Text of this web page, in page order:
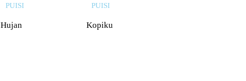
PUISI
Hujan
PUISI
Kopiku